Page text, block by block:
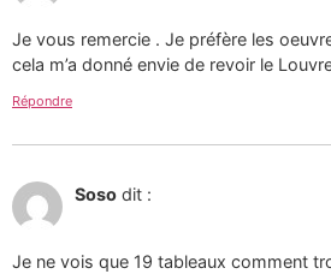
Je vous remercie . Je préfère les
cela m’a donné envie de revoir le
Répondre
Soso dit :
Je ne vois que 19 tableaux comment